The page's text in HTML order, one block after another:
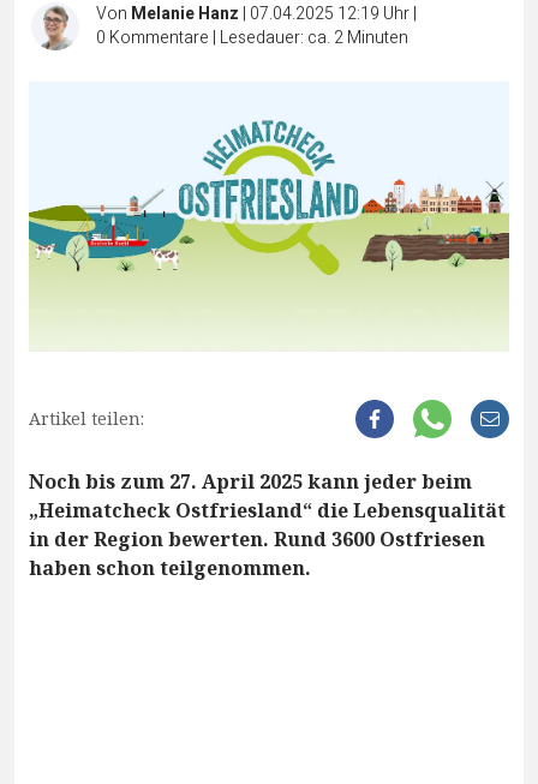
Von Melanie Hanz | 07.04.2025 12:19 Uhr|
0 Kommentare | Lesedauer: ca. 2 Minuten
Artikel teilen:
Noch bis zum 27. April 2025 kann jeder beim
„Heimatcheck Ostfriesland“ die Lebensqualität
in der Region bewerten. Rund 3600 Ostfriesen
haben schon teilgenommen.